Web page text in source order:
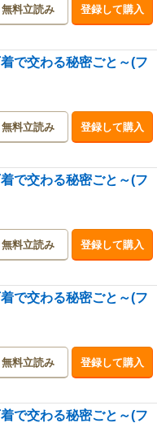
無料立読み 登録して購入
で交わる秘密ごと～(フ
無料立読み 登録して購入
で交わる秘密ごと～(フ
無料立読み 登録して購入
で交わる秘密ごと～(フ
無料立読み 登録して購入
で交わる秘密ごと～(フ